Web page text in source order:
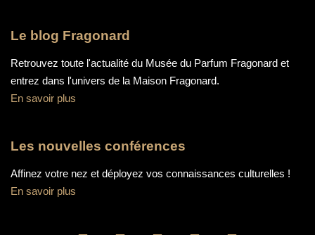
Le blog Fragonard
Retrouvez toute l'actualité du Musée du Parfum Fragonard et
entrez dans l'univers de la Maison Fragonard.
En savoir plus
Les nouvelles conférences
Affinez votre nez et déployez vos connaissances culturelles !
En savoir plus